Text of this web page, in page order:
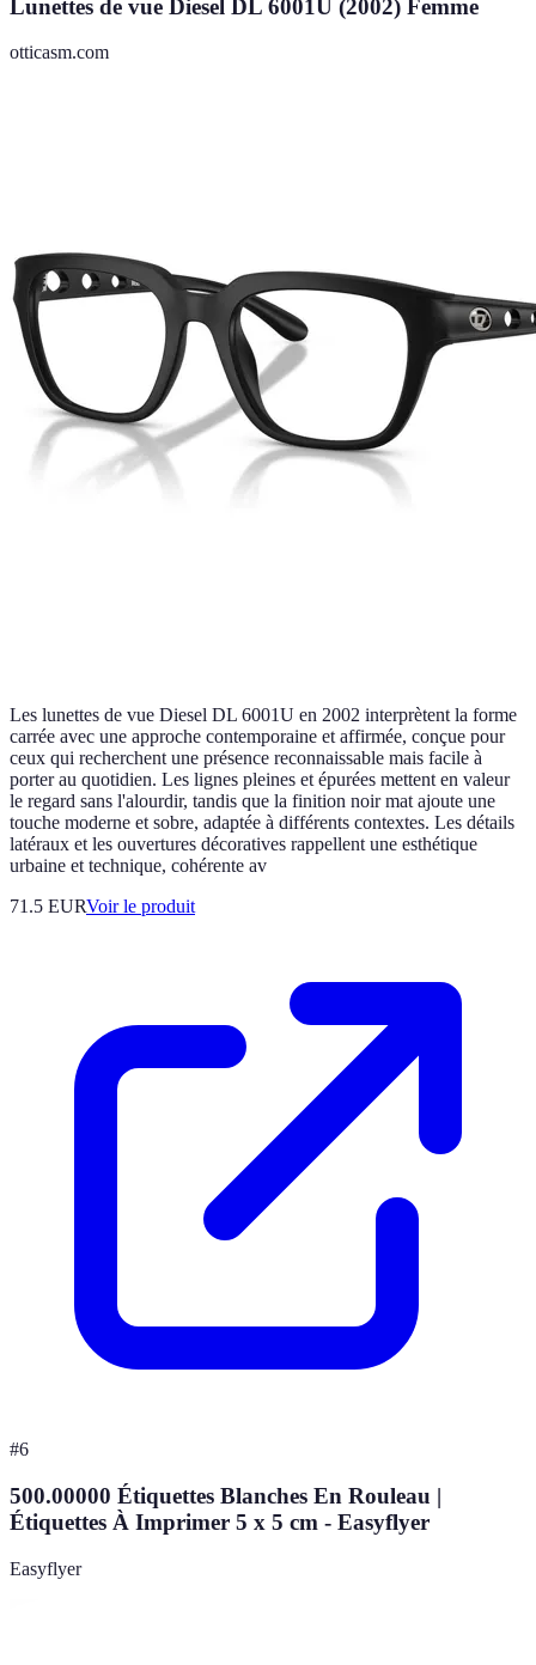
Lunettes de vue Diesel DL 6001U (2002) Femme
otticasm.com
Les lunettes de vue Diesel DL 6001U en 2002 interprètent la forme
carrée avec une approche contemporaine et affirmée, conçue pour
ceux qui recherchent une présence reconnaissable mais facile à
porter au quotidien. Les lignes pleines et épurées mettent en valeur
le regard sans l'alourdir, tandis que la finition noir mat ajoute une
touche moderne et sobre, adaptée à différents contextes. Les détails
latéraux et les ouvertures décoratives rappellent une esthétique
urbaine et technique, cohérente av
71.5 EURVoir le produit
#6
500.00000 Étiquettes Blanches En Rouleau |
Étiquettes À Imprimer 5 x 5 cm - Easyflyer
Easyflyer